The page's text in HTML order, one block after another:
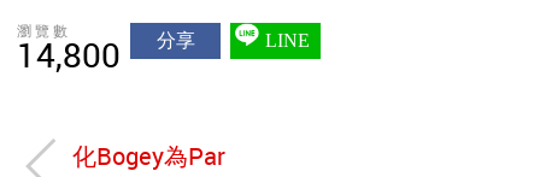
瀏覽數
14,800 分享 LINE
化Bogey為Par